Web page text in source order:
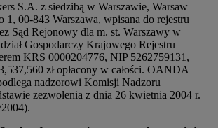
S.A. z siedzibą w Warszawie, Warsaw
00-843 Warszawa, wpisana do rejestru
Sąd Rejonowy dla m. st. Warszawy w
Gospodarczy Krajowego Rejestru
KRS 0000204776, NIP 5262759131,
zł opłacony w całości. OANDA
nadzorowi Komisji Nadzoru
zezwolenia z dnia 26 kwietnia 2004 r.